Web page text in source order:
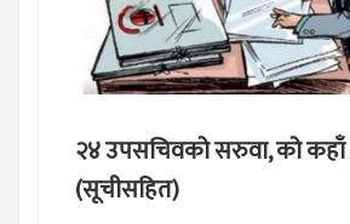
२४ उपसचिवको सरुवा, को कहाँ
(सूचीसहित)